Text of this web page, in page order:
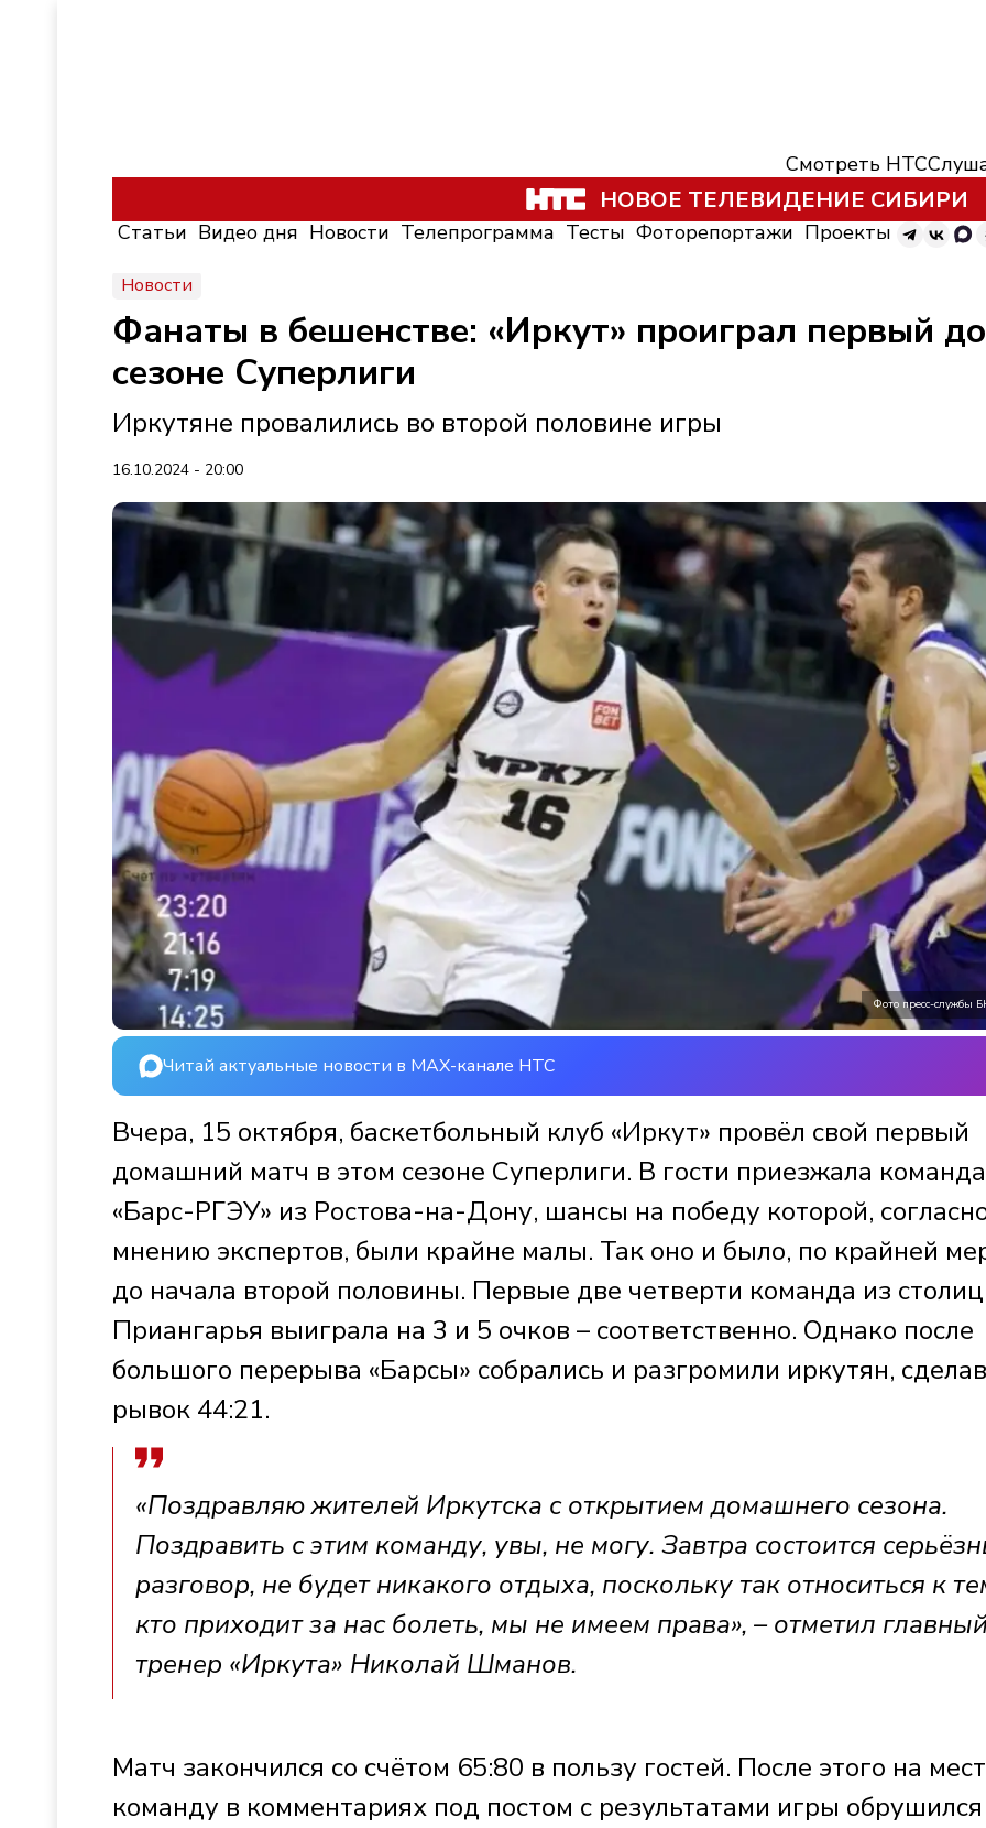
Смотреть НТС
НОВОЕ ТЕЛЕВИДЕНИЕ СИБИРИ
Статьи Видео дня Новости Телепрограмма Тесты Фоторепортажи Проекты
Новости
Фанаты в бешенстве: «Иркут» проиграл первый
сезоне Суперлиги
Иркутяне провалились во второй половине игры
16.10.2024 - 20:00
Фото пресс-службы
Читай актуальные новости в MAX-канале НТС
Вчера, 15 октября, баскетбольный клуб «Иркут» провёл свой первый
домашний матч в этом сезоне Суперлиги. В гости приезжала команда
«Барс-РГЭУ» из Ростова-на-Дону, шансы на победу которой,
мнению экспертов, были крайне малы. Так оно и было, по крайней
до начала второй половины. Первые две четверти команда из
Приангарья выиграла на 3 и 5 очков – соответственно. Однако после
большого перерыва «Барсы» собрались и разгромили иркутян, сделав
рывок 44:21.
«Поздравляю жителей Иркутска с открытием домашнего сезона.
Поздравить с этим команду, увы, не могу. Завтра состоится
разговор, не будет никакого отдыха, поскольку так относиться к
кто приходит за нас болеть, мы не имеем права», – отметил главный
тренер «Иркута» Николай Шманов.
Матч закончился со счётом 65:80 в пользу гостей. После этого на
команду в комментариях под постом с результатами игры обрушился